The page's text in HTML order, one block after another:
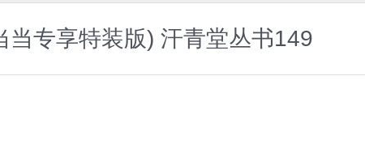
专享特装版) 汗青堂丛书149